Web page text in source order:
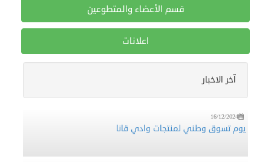
قسم الأعضاء والمتطوعين
اعلانات
آخر الاخبار
منظمة تطوع تشارك في فعالية تطوعية لقطف الزيتون (فزعة)
في قرية فرخة بمحافظة سلفيت
يوم تسوق وطني لمنتجات وادي قانا